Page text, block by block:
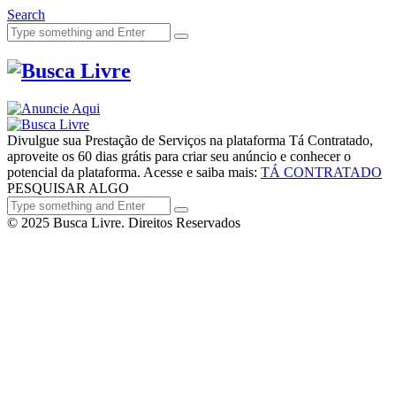
Search
Divulgue sua Prestação de Serviços na plataforma Tá Contratado,
aproveite os 60 dias grátis para criar seu anúncio e conhecer o
potencial da plataforma. Acesse e saiba mais: TÁ CONTRATADO
PESQUISAR ALGO
© 2025 Busca Livre. Direitos Reservados